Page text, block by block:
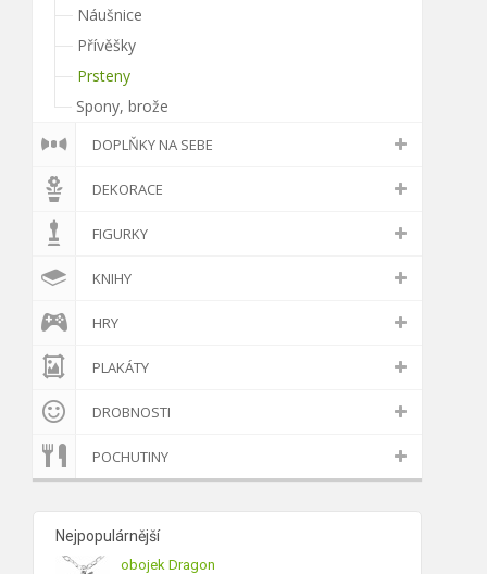
Náušnice
Přívěšky
Prsteny
Spony, brože
DOPLŇKY NA SEBE
DEKORACE
FIGURKY
KNIHY
HRY
PLAKÁTY
DROBNOSTI
POCHUTINY
Nejpopulárnější
obojek Dragon